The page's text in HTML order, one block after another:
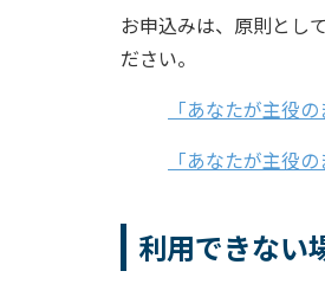
お申込みは、原則とし
ださい。
「あなたが主役
「あなたが主役
利用できない